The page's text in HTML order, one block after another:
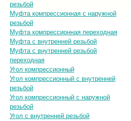
резьбой
Муфта компрессионная с наружной
резьбой
Муфта компрессионная переходная
Муфта с внутренней резьбой
Муфта с внутренней резьбой
переходная
Угол компрессионный
Угол компрессионный с внутренней
резьбой
Угол компрессионный с наружной
резьбой
Угол с внутренней резьбой